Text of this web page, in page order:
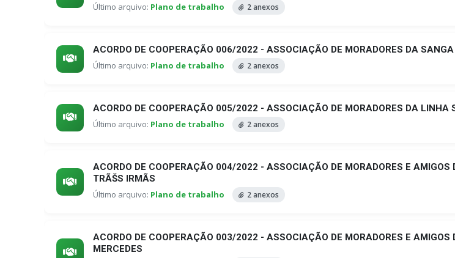
Último arquivo: Plano de trabalho 2 anexos
ACORDO DE COOPERAÇÃO 006/2022 - ASSOCIAÇÃO DE MORADORES DA SANGA
Último arquivo: Plano de trabalho 2 anexos
ACORDO DE COOPERAÇÃO 005/2022 - ASSOCIAÇÃO DE MORADORES DA LINHA
Último arquivo: Plano de trabalho 2 anexos
ACORDO DE COOPERAÇÃO 004/2022 - ASSOCIAÇÃO DE MORADORES E
TRÃŠS IRMÃS
Último arquivo: Plano de trabalho 2 anexos
ACORDO DE COOPERAÇÃO 003/2022 - ASSOCIAÇÃO DE MORADORES E AMIGOS
MERCEDES